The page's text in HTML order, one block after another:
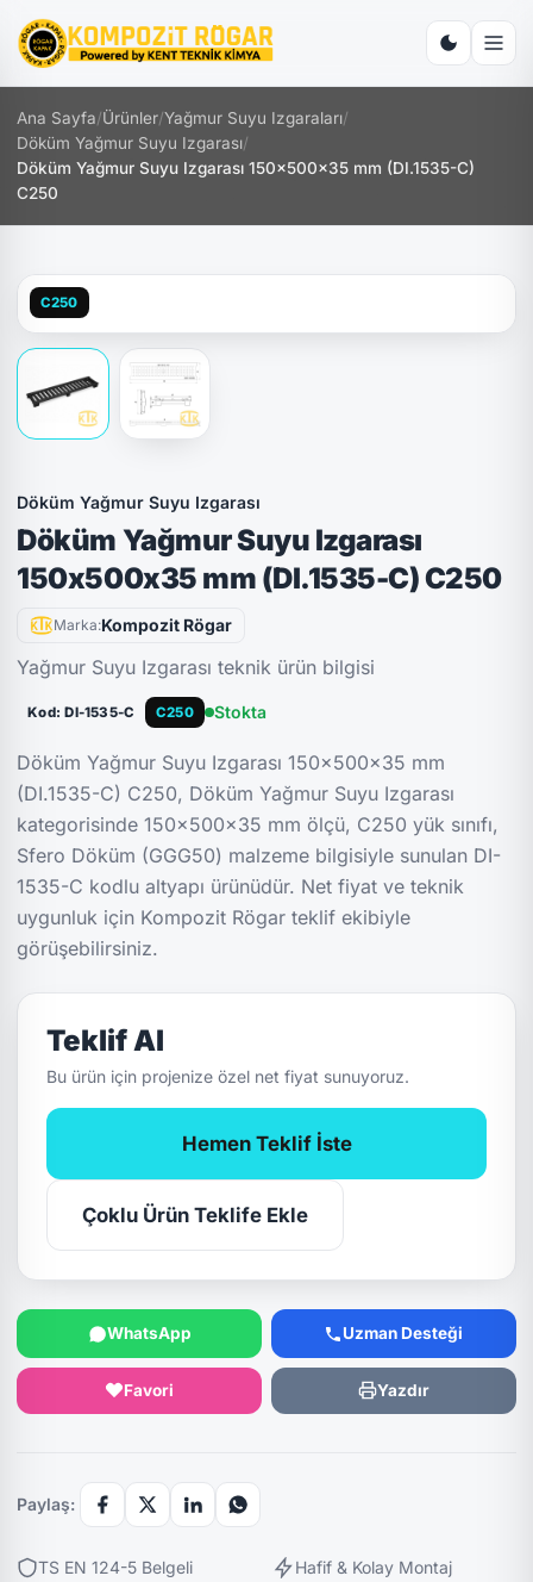
Ana Sayfa/Ürünler/Yağmur Suyu Izgaraları/
Döküm Yağmur Suyu Izgarası/
Döküm Yağmur Suyu Izgarası 150x500x35 mm (DI.1535-C)
C250
C250
Döküm Yağmur Suyu Izgarası
Döküm Yağmur Suyu Izgarası
150x500x35 mm (DI.1535-C) C250
Marka:Kompozit Rögar
Yağmur Suyu Izgarası teknik ürün bilgisi
Kod: DI-1535-C C250 Stokta
Döküm Yağmur Suyu Izgarası 150x500x35 mm
(DI.1535-C) C250, Döküm Yağmur Suyu Izgarası
kategorisinde 150x500x35 mm ölçü, C250 yük sınıfı,
Sfero Döküm (GGG50) malzeme bilgisiyle sunulan DI-
1535-C kodlu altyapı ürünüdür. Net fiyat ve teknik
uygunluk için Kompozit Rögar teklif ekibiyle
görüşebilirsiniz.
Teklif Al
Bu ürün için projenize özel net fiyat sunuyoruz.
Hemen Teklif İste
Çoklu Ürün Teklife Ekle
WhatsApp Uzman Desteği
Favori Yazdır
Paylaş:
TS EN 124-5 Belgeli
Hafif & Kolay Montaj